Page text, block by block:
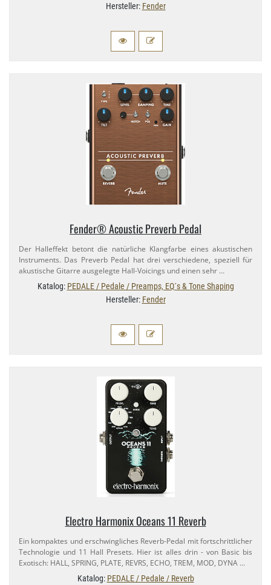
Hersteller: Fender
Fender® Acoustic Preverb Pedal
Der Halleffekt betont die natürliche Klangfarbe eines akustischen
Instruments. Das Preverb Pedal hat drei verschiedene, speziell für
akustische Gitarre ausgelegte Hall-​Voicings und einen sehr …
Katalog: PEDALE / Pedale / Preamps, EQ´s & Tone Shaping
Hersteller: Fender
Electro Harmonix Oceans 11 Reverb
Ein kompaktes und erschwingliches Reverb-​Pedal mit fortschrittlicher
Technologie und 11 Hall Presets. Hier ist alles drin - von Basic bis
Exotisch: HALL, SPRING, PLATE, REVRS, ECHO, TREM, MOD, DYNA …
Katalog: PEDALE / Pedale / Reverb